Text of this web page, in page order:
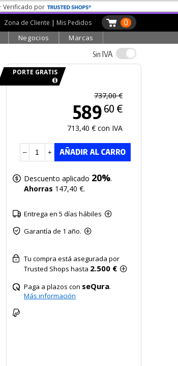
· Verificado por
0
Zona de Cliente | Mis Pedidos
Negocios Marcas
Sin IVA
PORTE GRATIS
737,00 €
589 60 €
713,40 € con IVA
– +
Descuento aplicado 20%.
Ahorras 147,40 €.
Entrega en 5 días hábiles
Garantía de 1 año.
Tu compra está asegurada por
Trusted Shops hasta 2.500 €
Paga a plazos con seQura.
Más información